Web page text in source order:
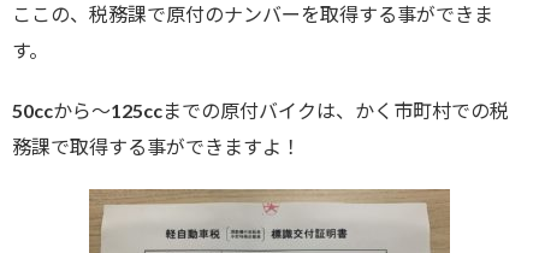
ここの、税務課で原付のナンバーを取得する事ができま
す。
50ccから～125ccまでの原付バイクは、かく市町村での税
務課で取得する事ができますよ！